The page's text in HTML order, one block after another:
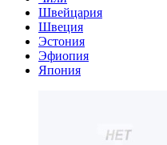
Швейцария
Швеция
Эстония
Эфиопия
Япония